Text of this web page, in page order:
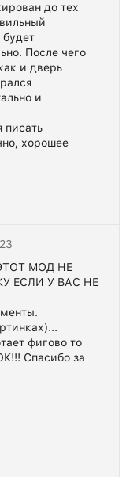
до тех
будет
После чего
и дверь
и
писать
хорошее
МОД НЕ
ЕСЛИ У ВАС НЕ
фигово то
Спасибо за